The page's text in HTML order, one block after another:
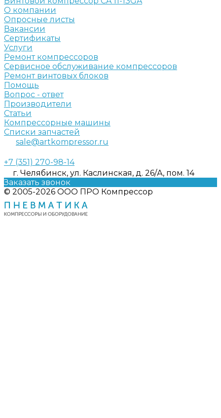
О компании
Опросные листы
Вакансии
Сертификаты
Услуги
Ремонт компрессоров
Сервисное обслуживание компрессоров
Ремонт винтовых блоков
Помощь
Вопрос - ответ
Производители
Статьи
Компрессорные машины
Списки запчастей
sale@artkompressor.ru
+7 (351) 270-98-14
г. Челябинск, ул. Каслинская, д. 26/А, пом. 14
Заказать звонок
© 2005-2026 ООО ПРО Компрессор